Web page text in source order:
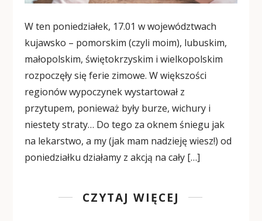
W ten poniedziałek, 17.01 w województwach
kujawsko – pomorskim (czyli moim), lubuskim,
małopolskim, świętokrzyskim i wielkopolskim
rozpoczęły się ferie zimowe. W większości
regionów wypoczynek wystartował z
przytupem, ponieważ były burze, wichury i
niestety straty… Do tego za oknem śniegu jak
na lekarstwo, a my (jak mam nadzieję wiesz!) od
poniedziałku działamy z akcją na cały […]
CZYTAJ WIĘCEJ